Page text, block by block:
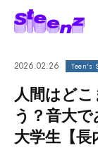
2026.02.26 Teen's
人間はど
う？音大
大学生【長